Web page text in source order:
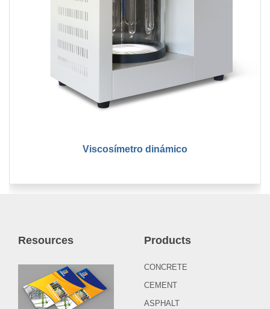
Viscosímetro dinámico
Resources Products
CONCRETE
CEMENT
ASPHALT